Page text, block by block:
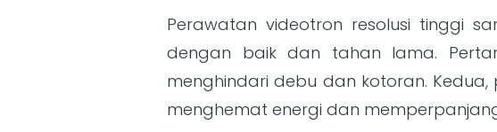
Perawatan videotron resolusi tinggi
dengan baik dan tahan lama.
menghindari debu dan kotoran.
menghemat energi dan